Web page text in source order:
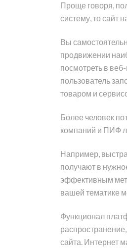
Проще говоря,
систему, то сайт
Вы
продвижении
посмотреть в
пользователь
товаром и
Более человек
компаний и ПИФ
Например,
получают в
эффективным
вашей тематике
Функционал
сайта. Интернет